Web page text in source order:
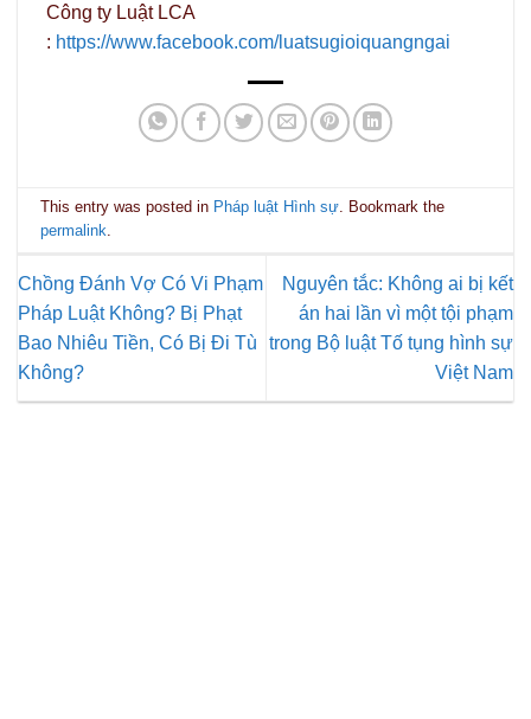
Công ty Luật LCA
: https://www.facebook.com/luatsugioiquangngai
This entry was posted in Pháp luật Hình sự . Bookmark the
permalink
Chồng Đánh Vợ Có Vi Phạm
Pháp Luật Không? Bị Phạt
Bao Nhiêu Tiền, Có Bị Đi Tù
Không?
Nguyên tắc: Không ai bị kết
án hai lần vì một tội phạm
trong Bộ luật Tố tụng hình sự
Việt Nam